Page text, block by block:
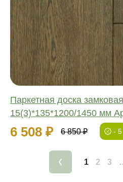
Паркетная доска
15(3)*135*1200/1450 мм
6 508 ₽ 6 850 ₽ -
Обработка:
Длина:
Ширина:
Толщина:
1 2 3